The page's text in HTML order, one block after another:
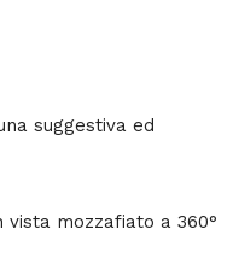
suggestiva ed
mozzafiato a 360°